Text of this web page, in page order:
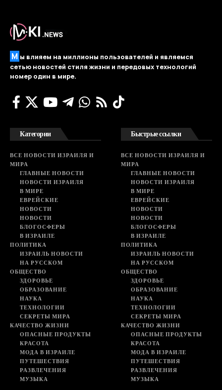
М ы влияем на миллионы пользователей и являемся
сетью новостей стиля жизни и передовых технологий
номер один в мире.
Категории
ВСЕ НОВОСТИ ИЗРАИЛЯ И
МИРА
ГЛАВНЫЕ НОВОСТИ
НОВОСТИ ИЗРАИЛЯ
В МИРЕ
ЕВРЕЙСКИЕ
НОВОСТИ
НОВОСТИ
БЛОГОСФЕРЫ
В ИЗРАИЛЕ
ПОЛИТИКА
ИЗРАИЛЬ НОВОСТИ
НА РУССКОМ
ОБЩЕСТВО
ЗДОРОВЬЕ
ОБРАЗОВАНИЕ
НАУКА
ТЕХНОЛОГИИ
СЕКРЕТЫ МИРА
КАЧЕСТВО ЖИЗНИ
ОПАСНЫЕ ПРОДУКТЫ
КРАСОТА
МОДА В ИЗРАИЛЕ
ПУТЕШЕСТВИЯ
РАЗВЛЕЧЕНИЯ
МУЗЫКА
Быстрые ссылки
ВСЕ НОВОСТИ ИЗРАИЛЯ И
МИРА
ГЛАВНЫЕ НОВОСТИ
НОВОСТИ ИЗРАИЛЯ
В МИРЕ
ЕВРЕЙСКИЕ
НОВОСТИ
НОВОСТИ
БЛОГОСФЕРЫ
В ИЗРАИЛЕ
ПОЛИТИКА
ИЗРАИЛЬ НОВОСТИ
НА РУССКОМ
ОБЩЕСТВО
ЗДОРОВЬЕ
ОБРАЗОВАНИЕ
НАУКА
ТЕХНОЛОГИИ
СЕКРЕТЫ МИРА
КАЧЕСТВО ЖИЗНИ
ОПАСНЫЕ ПРОДУКТЫ
КРАСОТА
МОДА В ИЗРАИЛЕ
ПУТЕШЕСТВИЯ
РАЗВЛЕЧЕНИЯ
МУЗЫКА